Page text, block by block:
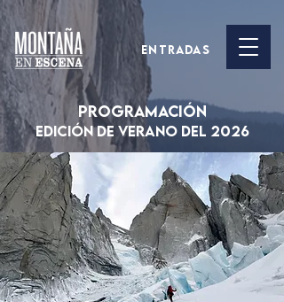
ENTRADAS
PROGRAMACIÓN
EDICIÓN DE VERANO DEL 2026